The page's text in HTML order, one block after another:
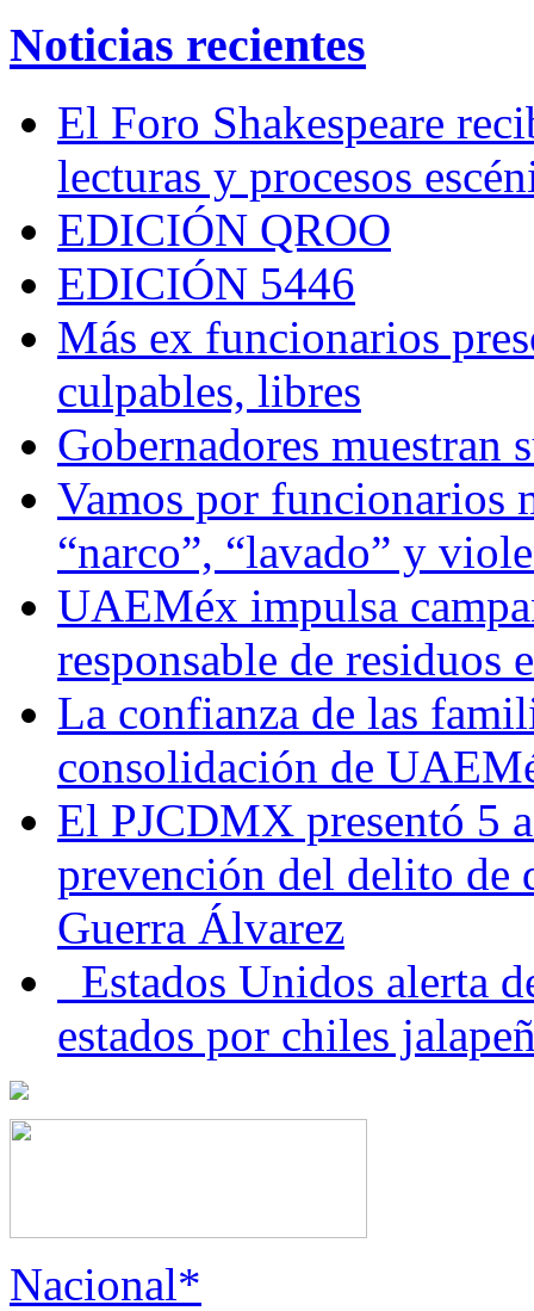
Noticias recientes
El Foro Shakespeare
lecturas y procesos
EDICIÓN QROO
EDICIÓN 5446
Más ex funcionarios
culpables, libres
Gobernadores muestran
Vamos por funcionarios
“narco”, “lavado” y
UAEMéx impulsa
responsable de residuos
La confianza de las
consolidación de
El PJCDMX presentó 5
prevención del delito de
Guerra Álvarez
Estados Unidos alerta
estados por chiles
Nacional*